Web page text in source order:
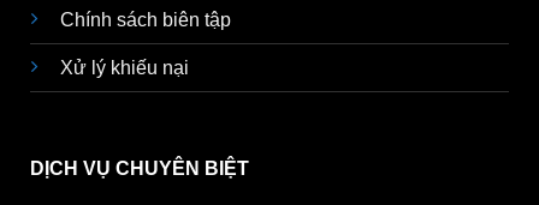
Chính sách biên tập
Xử lý khiếu nại
DỊCH VỤ CHUYÊN BIỆT